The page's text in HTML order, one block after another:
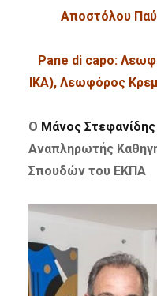
Αποστόλου
Pane di capo:
ΙΚΑ), Λεωφόρος
Ο Μάνος Στεφανίδης
Αναπληρωτής
Σπουδών του ΕΚΠΑ